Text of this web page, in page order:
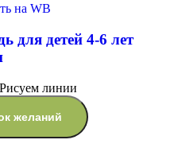
на WB
для детей 4-6 лет
желаний